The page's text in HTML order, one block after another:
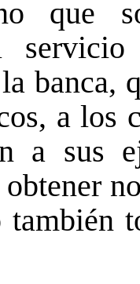
que
banca,
a los
a sus
también